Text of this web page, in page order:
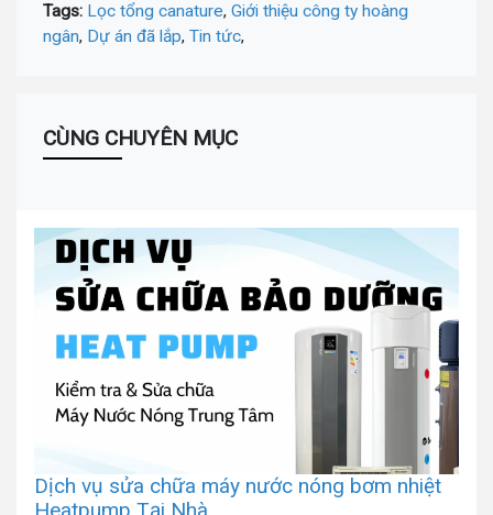
Tags: Lọc tổng canature, Giới thiệu công ty hoàng
ngân, Dự án đã lắp, Tin tức,
CÙNG CHUYÊN MỤC
Dịch vụ sửa chữa máy nước nóng bơm nhiệt